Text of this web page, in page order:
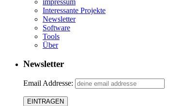
impressum
Interessante Projekte
Newsletter
Software
Tools
Über
Newsletter
Email Addresse: